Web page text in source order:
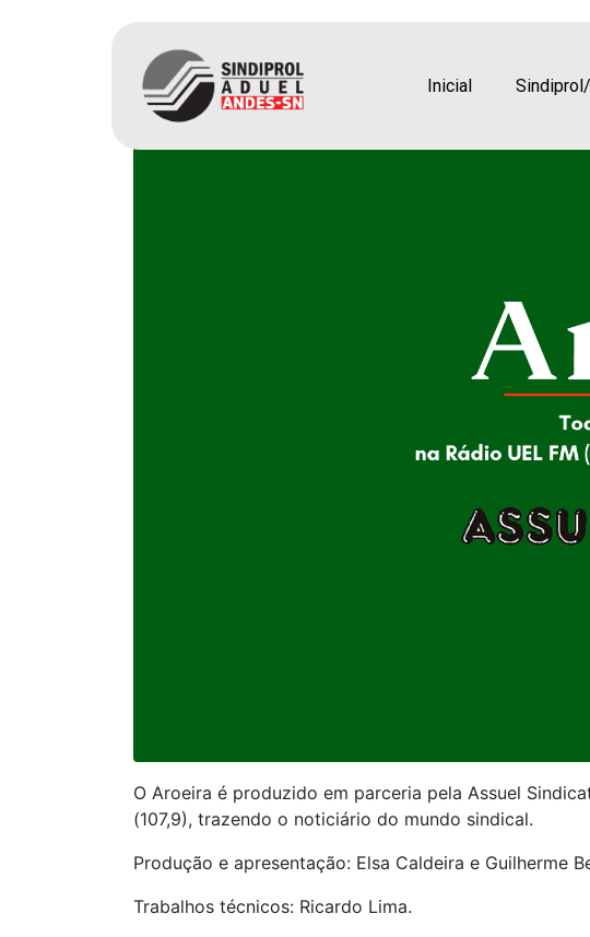
Inicial
Aroeira – 2 de abril de 2022
O Aroeira é produzido em parceria pela Assuel
(107,9), trazendo o noticiário do mundo sindical.
Produção e apresentação: Elsa Caldeira e Guilherme
Trabalhos técnicos: Ricardo Lima.